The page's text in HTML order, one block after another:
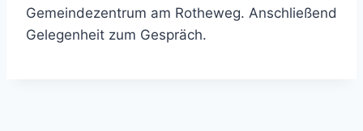
Gemeindezentrum am Rotheweg. Anschließend
Gelegenheit zum Gespräch.